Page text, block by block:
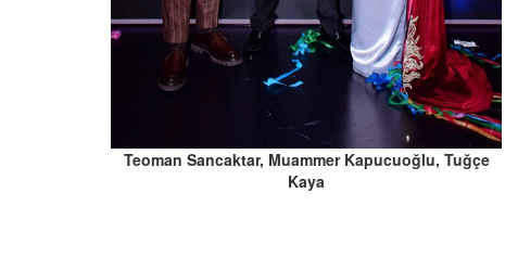
Teoman Sancaktar, Muammer Kapucuoğlu, Tuğçe
Kaya